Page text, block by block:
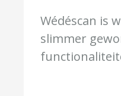
Wédéscan is
slimmer